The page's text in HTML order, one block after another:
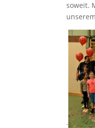
soweit.
.